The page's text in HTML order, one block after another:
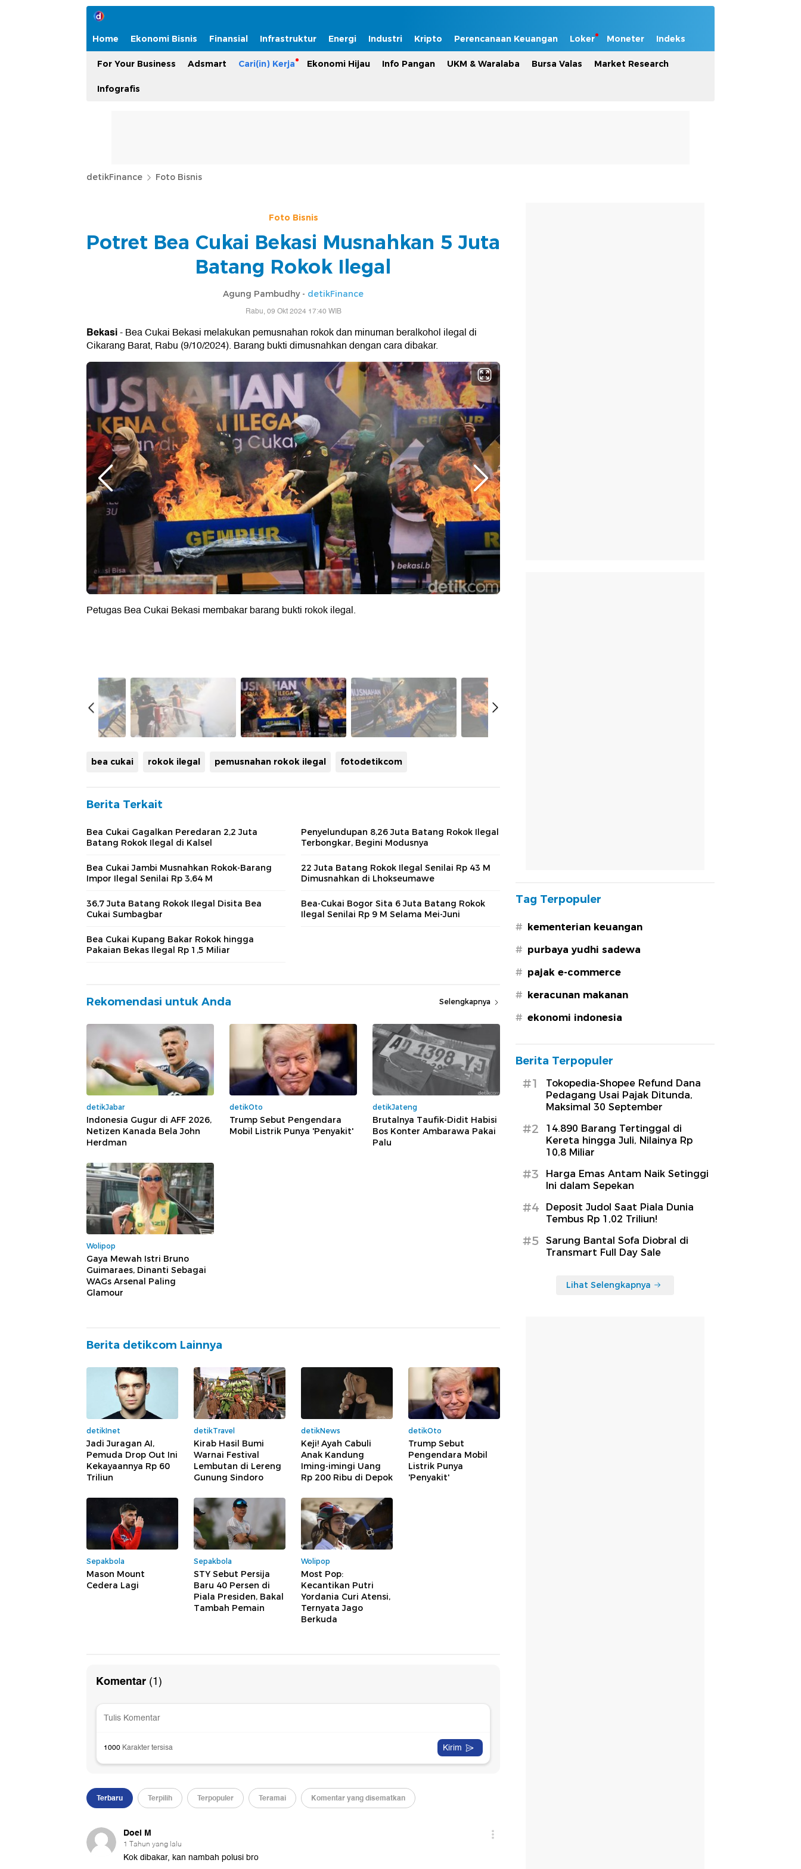
Home Ekonomi Bisnis Finansial Infrastruktur Energi Industri Kripto Perencanaan Keuangan Loker Moneter Indeks
For Your Business Adsmart Cari(in) Kerja Ekonomi Hijau Info Pangan UKM & Waralaba Bursa Valas Market Research
Infografis
detikFinance Foto Bisnis
Foto Bisnis
Potret Bea Cukai Bekasi Musnahkan 5 Juta
Batang Rokok Ilegal
Agung Pambudhy - detikFinance
Rabu, 09 Okt 2024 17:40 WIB
Bekasi- Bea Cukai Bekasi melakukan pemusnahan rokok dan minuman beralkohol ilegal di
Cikarang Barat, Rabu (9/10/2024). Barang bukti dimusnahkan dengan cara dibakar.
Petugas Bea Cukai Bekasi membakar barang bukti rokok ilegal.
bea cukai rokok ilegal pemusnahan rokok ilegal fotodetikcom
Berita Terkait
Bea Cukai Gagalkan Peredaran 2,2 Juta
Batang Rokok Ilegal di Kalsel
Penyelundupan 8,26 Juta Batang Rokok Ilegal
Terbongkar, Begini Modusnya
Bea Cukai Jambi Musnahkan Rokok-Barang
Impor Ilegal Senilai Rp 3,64 M
22 Juta Batang Rokok Ilegal Senilai Rp 43 M
Dimusnahkan di Lhokseumawe
36,7 Juta Batang Rokok Ilegal Disita Bea
Cukai Sumbagbar
Bea-Cukai Bogor Sita 6 Juta Batang Rokok
Ilegal Senilai Rp 9 M Selama Mei-Juni
Bea Cukai Kupang Bakar Rokok hingga
Pakaian Bekas Ilegal Rp 1,5 Miliar
Rekomendasi untuk Anda Selengkapnya
detikJabar
Indonesia Gugur di AFF 2026,
Netizen Kanada Bela John
Herdman
detikOto
Trump Sebut Pengendara
Mobil Listrik Punya 'Penyakit'
detikJateng
Brutalnya Taufik-Didit Habisi
Bos Konter Ambarawa Pakai
Palu
Wolipop
Gaya Mewah Istri Bruno
Guimaraes, Dinanti Sebagai
WAGs Arsenal Paling
Glamour
Berita detikcom Lainnya
detikInet
Jadi Juragan AI,
Pemuda Drop Out Ini
Kekayaannya Rp 60
Triliun
detikTravel
Kirab Hasil Bumi
Warnai Festival
Lembutan di Lereng
Gunung Sindoro
detikNews
Keji! Ayah Cabuli
Anak Kandung
Iming-imingi Uang
Rp 200 Ribu di Depok
detikOto
Trump Sebut
Pengendara Mobil
Listrik Punya
'Penyakit'
Sepakbola
Mason Mount
Cedera Lagi
Sepakbola
STY Sebut Persija
Baru 40 Persen di
Piala Presiden, Bakal
Tambah Pemain
Wolipop
Most Pop:
Kecantikan Putri
Yordania Curi Atensi,
Ternyata Jago
Berkuda
Tag Terpopuler
# kementerian keuangan
# purbaya yudhi sadewa
# pajak e-commerce
# keracunan makanan
# ekonomi indonesia
Berita Terpopuler
#1
Tokopedia-Shopee Refund Dana
Pedagang Usai Pajak Ditunda,
Maksimal 30 September
#2
14.890 Barang Tertinggal di
Kereta hingga Juli, Nilainya Rp
10,8 Miliar
#3
Harga Emas Antam Naik Setinggi
Ini dalam Sepekan
#4
Deposit Judol Saat Piala Dunia
Tembus Rp 1,02 Triliun!
#5
Sarung Bantal Sofa Diobral di
Transmart Full Day Sale
Lihat Selengkapnya